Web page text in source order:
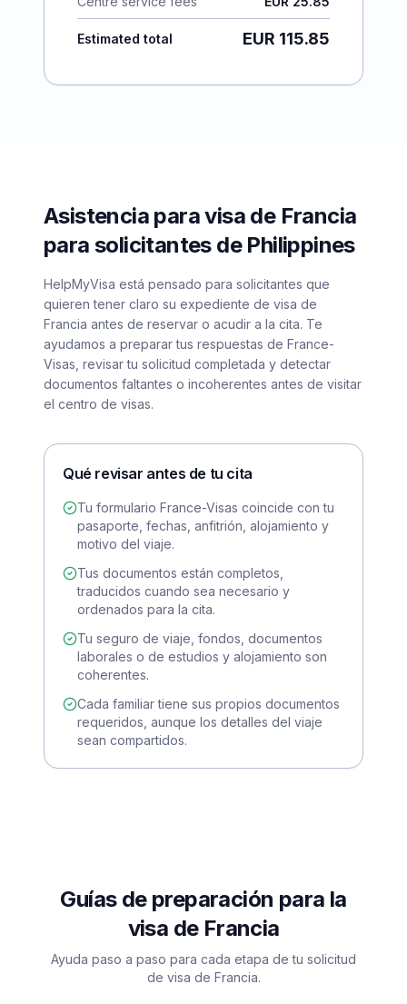
Estimated total EUR 115.85
Asistencia para visa de Francia
para solicitantes de Philippines
HelpMyVisa está pensado para solicitantes que
quieren tener claro su expediente de visa de
Francia antes de reservar o acudir a la cita. Te
ayudamos a preparar tus respuestas de France-
Visas, revisar tu solicitud completada y detectar
documentos faltantes o incoherentes antes de visitar
el centro de visas.
Qué revisar antes de tu cita
Tu formulario France-Visas coincide con tu
pasaporte, fechas, anfitrión, alojamiento y
motivo del viaje.
Tus documentos están completos,
traducidos cuando sea necesario y
ordenados para la cita.
Tu seguro de viaje, fondos, documentos
laborales o de estudios y alojamiento son
coherentes.
Cada familiar tiene sus propios documentos
requeridos, aunque los detalles del viaje
sean compartidos.
Guías de preparación para la
visa de Francia
Ayuda paso a paso para cada etapa de tu solicitud
de visa de Francia.